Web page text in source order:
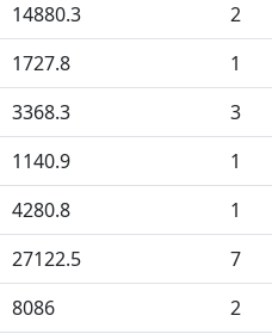
14880.3 2
1727.8 1
3368.3 3
1140.9 1
4280.8 1
27122.5 7
8086 2